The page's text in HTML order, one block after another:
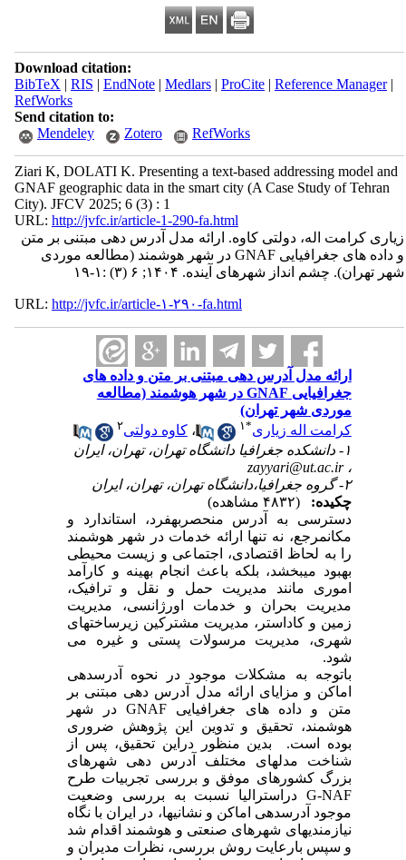
Download citation:
BibTeX | RIS | EndNote| Medlars| ProCite| Reference Manager|
RefWorks
Send citation to:
Mendeley
Zotero RefWorks
Ziari K, DOLATI K. Presenting a text-based addressing model and
GNAF geographic data in the smart city (A Case Study of Tehran
City). JFCV 2025; 6 (3) : 1
URL: http://jvfc.ir/article-1-290-fa.html
زیاری کرامت اله، دولتی کاوه. ارائه مدل آدرس دهی مبتنی بر متن
و داده های جغرافیایی GNAF در شهر هوشمند (مطالعه موردی
شهر تهران). چشم انداز شهرهای آینده. ۱۴۰۴; ۶ (۳) :۱-۱۹
URL: http://jvfc.ir/article-۱-۲۹۰-fa.html
ارائه مدل آدرس دهی مبتنی بر متن و داده های
جغرافیایی GNAF در شهر هوشمند (مطالعه
موردی شهر تهران)
کرامت اله زیاری*۱ ،کاوه دولتی۲
۱- دانشکده جغرافیا دانشگاه تهران، تهران، ایران
،zayyari@ut.ac.ir
۲- گروه جغرافیا،دانشگاه تهران، تهران، ایران
چکیده:
(۴۸۳۲ مشاهده)
دسترسی به آدرس منحصر­به­فرد، استاندارد و
مکان­مرجع، نه تنها ارائه خدمات در شهر هوشمند
را به لحاظ اقتصادی، اجتماعی و زیست محیطی
بهبود می­بخشد، بلکه باعث انجام بهینه و کارآمد
اموری مانند مدیریت حمل و نقل و ترافیک،
مدیریت بحران و خدمات اورژانسی، مدیریت
زمین و کاداستر، مدیریت مشترکین زیرساختهای
شهری، مدیریت مرسولات پستی و غیره می
شود.
باتوجه به مشکلات موجود در نحوه آدرس­دهی
اماکن و مزایای ارائه مدل آدرس دهی مبتنی بر
متن و داده های جغرافیاییGNAF در
شهر
هوشمند، تحقیق و تدوین این پژوهش ضروری
بوده است. بدین منظور دراین تحقیق، پس از
شناخت مدلهای مختلف آدرس دهی شهرهای
بزرگ کشورهای موفق و بررسی تجربیات طرح
G-NAF دراسترالیا نسبت به بررسی وضعیت
موجود آدرس­دهی اماکن و نشانی­ها، در ایران با نگاه
نیازمندیهای شهرهای صنعتی و هوشمند اقدام شد
و سپس بارعایت روش بررسی، نظرات مدیران و